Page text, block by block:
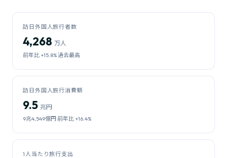
訪日外国人旅行者数
4,268 万人
前年比 +15.8% 過去最高
訪日外国人旅行消費額
9.5 兆円
9兆4,549億円 前年比 +16.4%
1人当たり旅行支出